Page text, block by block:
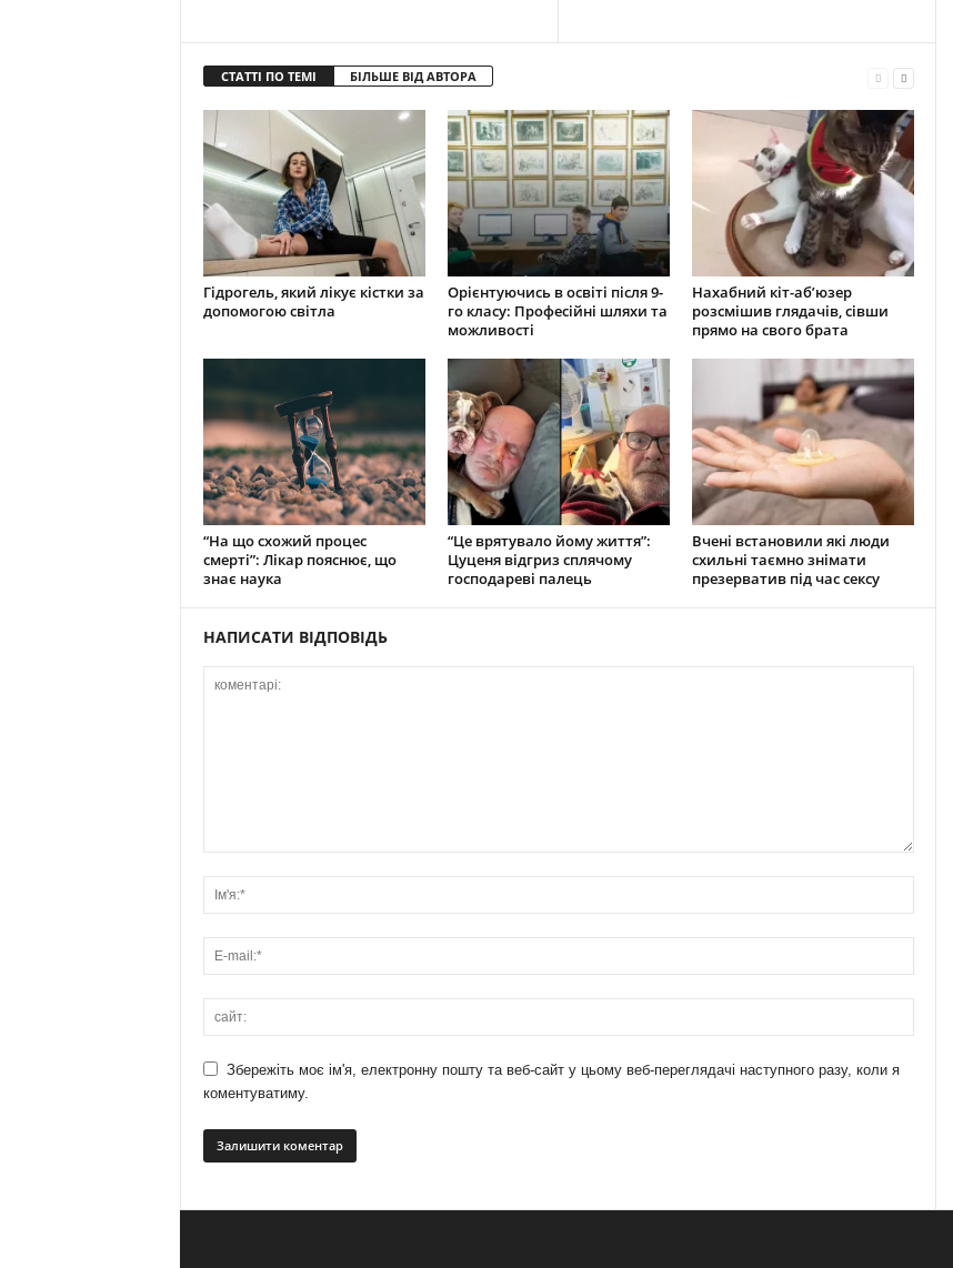
СТАТТІ ПО ТЕМІ БІЛЬШЕ ВІД АВТОРА
Гідрогель, який лікує кістки за
допомогою світла
Орієнтуючись в освіті після 9-
го класу: Професійні шляхи та
можливості
Нахабний кіт-аб’юзер
розсмішив глядачів, сівши
прямо на свого брата
“На що схожий процес
смерті”: Лікар пояснює, що
знає наука
“Це врятувало йому життя”:
Цуценя відгриз сплячому
господареві палець
Вчені встановили які люди
схильні таємно знімати
презерватив під час сексу
НАПИСАТИ ВІДПОВІДЬ
Збережіть моє ім'я, електронну пошту та веб-сайт у цьому веб-переглядачі наступного разу, коли я
коментуватиму.